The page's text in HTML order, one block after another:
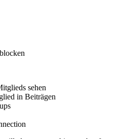
sehen
in Beiträgen